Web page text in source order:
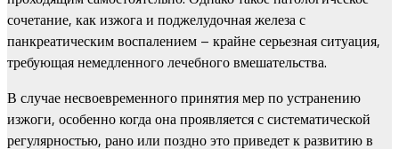
сочетание, как изжога и поджелудочная железа с
панкреатическим воспалением – крайне серьезная ситуация,
требующая немедленного лечебного вмешательства.
В случае несвоевременного принятия мер по устранению
изжоги, особенно когда она проявляется с систематической
регулярностью, рано или поздно это приведет к развитию в